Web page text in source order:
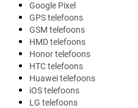
Google Pixel
GPS telefoons
GSM telefoons
HMD telefoons
Honor telefoons
HTC telefoons
Huawei telefoons
iOS telefoons
LG telefoons